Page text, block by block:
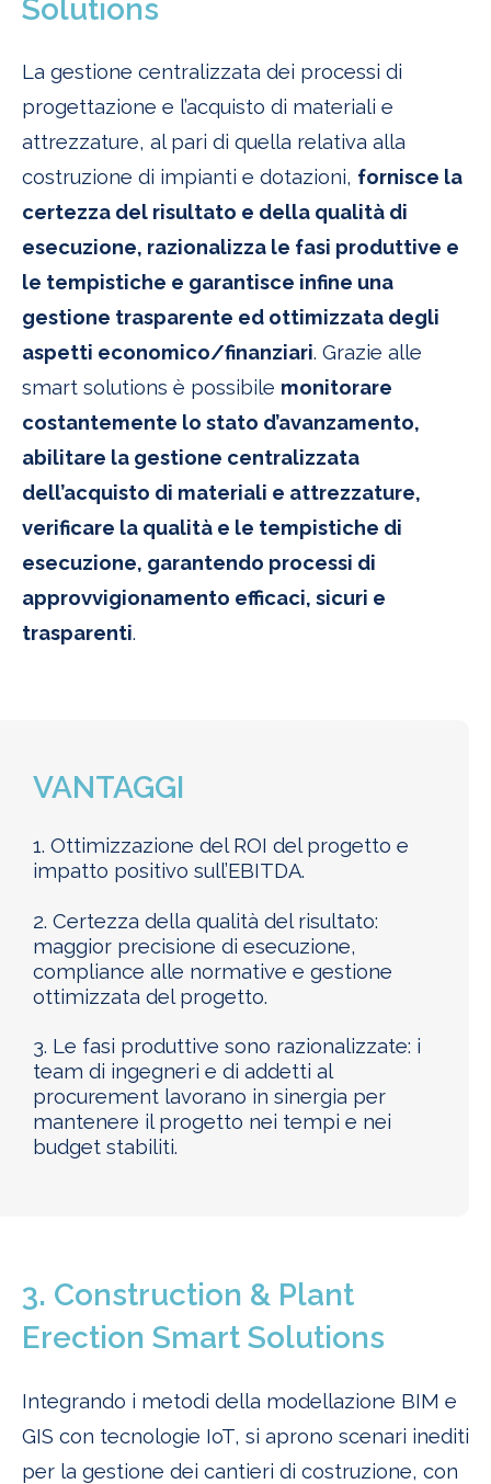
Solutions
La gestione centralizzata dei processi di
progettazione e l’acquisto di materiali e
attrezzature, al pari di quella relativa alla
costruzione di impianti e dotazioni, fornisce la
certezza del risultato e della qualità di
esecuzione, razionalizza le fasi produttive e
le tempistiche e garantisce infine una
gestione trasparente ed ottimizzata degli
aspetti economico/finanziari. Grazie alle
smart solutions è possibile monitorare
costantemente lo stato d’avanzamento,
abilitare la gestione centralizzata
dell’acquisto di materiali e attrezzature,
verificare la qualità e le tempistiche di
esecuzione, garantendo processi di
approvvigionamento efficaci, sicuri e
trasparenti.
VANTAGGI
1. Ottimizzazione del ROI del progetto e
impatto positivo sull’EBITDA.
2. Certezza della qualità del risultato:
maggior precisione di esecuzione,
compliance alle normative e gestione
ottimizzata del progetto.
3. Le fasi produttive sono razionalizzate: i
team di ingegneri e di addetti al
procurement lavorano in sinergia per
mantenere il progetto nei tempi e nei
budget stabiliti.
3. Construction & Plant
Erection Smart Solutions
Integrando i metodi della modellazione BIM e
GIS con tecnologie IoT, si aprono scenari inediti
per la gestione dei cantieri di costruzione, con